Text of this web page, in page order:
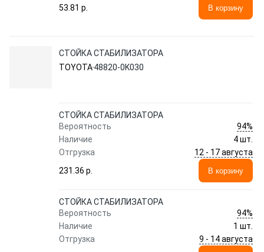
53.81 p.
В корзину
СТОЙКА СТАБИЛИЗАТОРА
TOYOTA48820-0K030
СТОЙКА СТАБИЛИЗАТОРА
Вероятность
94%
Наличие
4 шт.
Отгрузка
12 - 17 августа
231.36 p.
В корзину
СТОЙКА СТАБИЛИЗАТОРА
Вероятность
94%
Наличие
1 шт.
Отгрузка
9 - 14 августа